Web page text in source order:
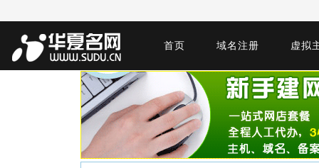
首页 域名注册 虚拟